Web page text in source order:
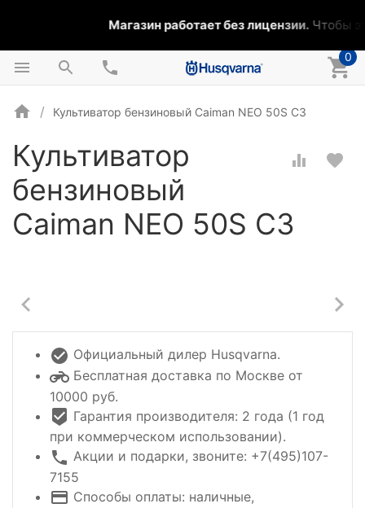
Магазин работает без лицензии.Чтобы
0
Культиватор бензиновый Caiman NEO 50S C3
Культиватор
бензиновый
Caiman NEO 50S C3
Официальный дилер Husqvarna.
Бесплатная доставка по Москве от
10000 руб.
Гарантия производителя: 2 года (1 год
при коммерческом использовании).
Акции и подарки, звоните: +7(495)107-
7155
Способы оплаты: наличные,